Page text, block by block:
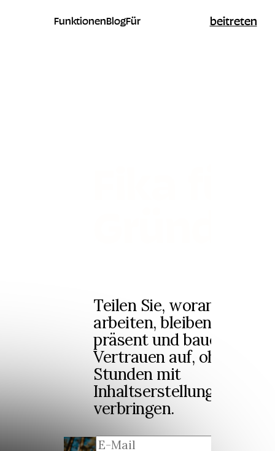
FunktionenBlogFür beitreten
Teilen Sie, woran Sie
arbeiten, bleiben Sie
präsent und bauen Sie
Vertrauen auf, ohne
Stunden mit
Inhaltserstellung zu
verbringen.